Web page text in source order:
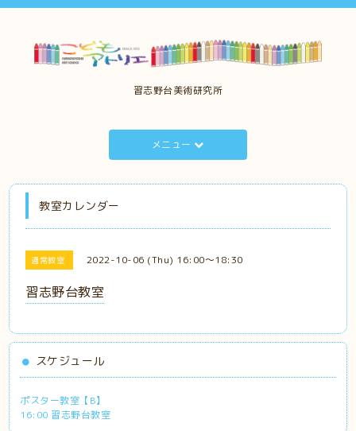
習志野台美術研究所
メニュー
教室カレンダー
通常教室 2022-10-06 (Thu) 16:00～18:30
習志野台教室
スケジュール
ポスター教室【B】
16:00 習志野台教室